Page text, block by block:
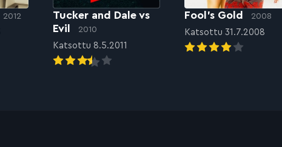
2012
Tucker and Dale vs
Evil
2010
Katsottu 8.5.2011
Fool’s Gold 2008
Katsottu 31.7.2008